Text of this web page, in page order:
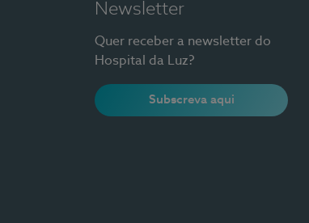
Newsletter
Quer receber a newsletter do
Hospital da Luz?
Subscreva aqui